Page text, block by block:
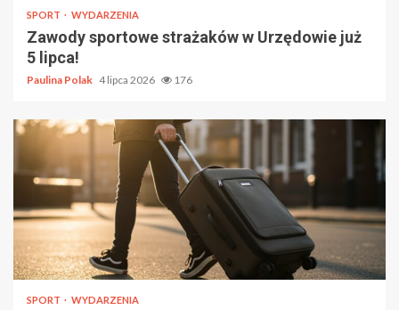
SPORT WYDARZENIA
Zawody sportowe strażaków w Urzędowie już
5 lipca!
Paulina Polak 4 lipca 2026 176
SPORT WYDARZENIA